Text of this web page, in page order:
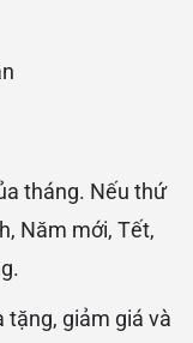
tháng. Nếu thứ
Năm mới, Tết,
tặng, giảm giá và